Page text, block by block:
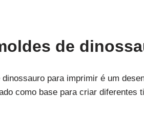
de
para imprimir é um
como base para criar diferentes